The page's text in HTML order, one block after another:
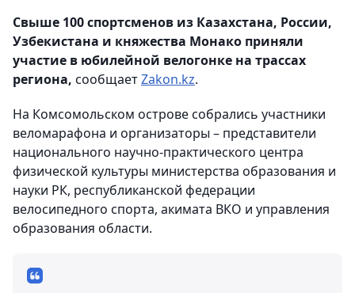
Свыше 100 спортсменов из Казахстана, России,
Узбекистана и княжества Монако приняли
участие в юбилейной велогонке на трассах
региона, сообщаетZakon.kz.
На Комсомольском острове собрались участники
веломарафона и организаторы – представители
национального научно-практического центра
физической культуры министерства образования и
науки РК, республиканской федерации
велосипедного спорта, акимата ВКО и управления
образования области.